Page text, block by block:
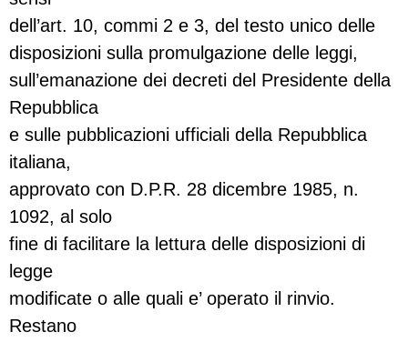
dell’art. 10, commi 2 e 3, del testo unico delle
disposizioni sulla promulgazione delle leggi,
sull’emanazione dei decreti del Presidente della
Repubblica
e sulle pubblicazioni ufficiali della Repubblica
italiana,
approvato con D.P.R. 28 dicembre 1985, n.
1092, al solo
fine di facilitare la lettura delle disposizioni di
legge
modificate o alle quali e’ operato il rinvio.
Restano